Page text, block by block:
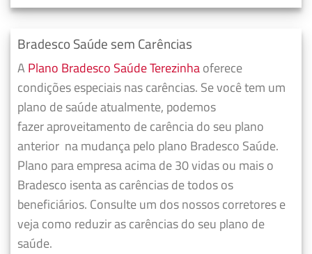
Bradesco Saúde sem Carências
A Plano Bradesco Saúde Terezinhaoferece
condições especiais nas carências. Se você tem um
plano de saúde atualmente, podemos
fazeraproveitamento de carência do seu plano
anterior na mudança pelo plano Bradesco Saúde.
Plano para empresa acima de 30 vidas ou mais o
Bradesco isenta as carências de todos os
beneficiários. Consulte um dos nossos corretores e
veja como reduzir as carências do seu plano de
saúde.